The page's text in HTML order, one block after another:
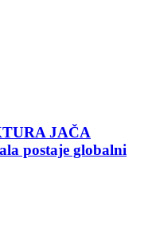
JAČA
postaje globalni